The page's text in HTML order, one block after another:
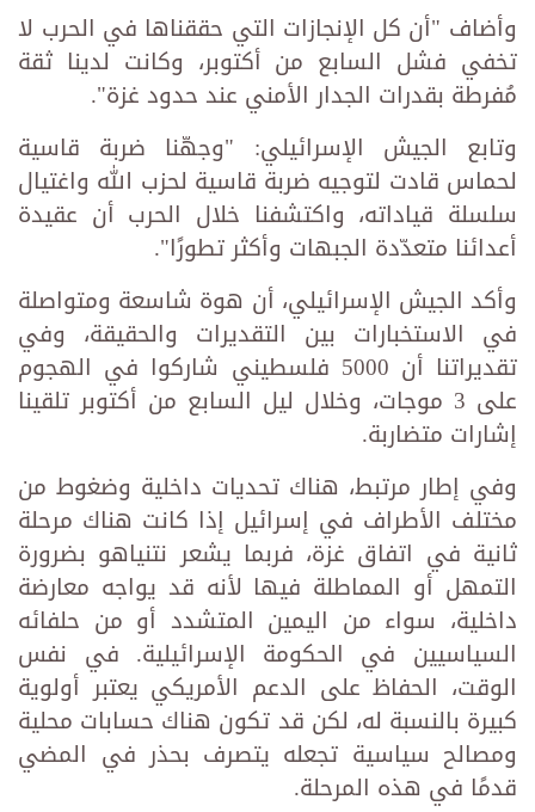
وأضاف "أن كل الإنجازات التي حققناها في الحرب لا
تخفي فشل السابع من أكتوبر، وكانت لدينا ثقة
مُفرطة بقدرات الجدار الأمني عند حدود غزة".
وتابع الجيش الإسرائيلي: "وجهّنا ضربة قاسية
لحماس قادت لتوجيه ضربة قاسية لحزب الله واغتيال
سلسلة قياداته، واكتشفنا خلال الحرب أن عقيدة
أعدائنا متعدّدة الجبهات وأكثر تطورًا".
وأكد الجيش الإسرائيلي، أن هوة شاسعة ومتواصلة
في الاستخبارات بين التقديرات والحقيقة، وفي
تقديراتنا أن 5000 فلسطيني شاركوا في الهجوم
على 3 موجات، وخلال ليل السابع من أكتوبر تلقينا
إشارات متضاربة.
وفي إطار مرتبط، هناك تحديات داخلية وضغوط من
مختلف الأطراف في إسرائيل إذا كانت هناك مرحلة
ثانية في اتفاق غزة، فربما يشعر نتنياهو بضرورة
التمهل أو المماطلة فيها لأنه قد يواجه معارضة
داخلية، سواء من اليمين المتشدد أو من حلفائه
السياسيين في الحكومة الإسرائيلية. في نفس
الوقت، الحفاظ على الدعم الأمريكي يعتبر أولوية
كبيرة بالنسبة له، لكن قد تكون هناك حسابات محلية
ومصالح سياسية تجعله يتصرف بحذر في المضي
قدمًا في هذه المرحلة.